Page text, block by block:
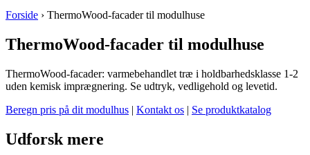
Forside › ThermoWood-facader til modulhuse
ThermoWood-facader til modulhuse
ThermoWood-facader: varmebehandlet træ i holdbarhedsklasse 1-2
uden kemisk imprægnering. Se udtryk, vedligehold og levetid.
Beregn pris på dit modulhus | Kontakt os | Se produktkatalog
Udforsk mere